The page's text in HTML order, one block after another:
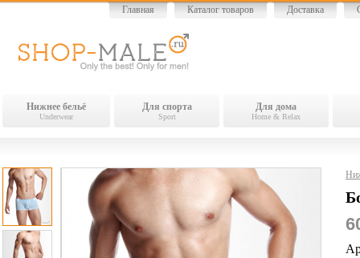
Главная Каталог товаров Доставка
Нижнее бельё
Underwear
Для спорта
Sport
Для дома
Home & Relax